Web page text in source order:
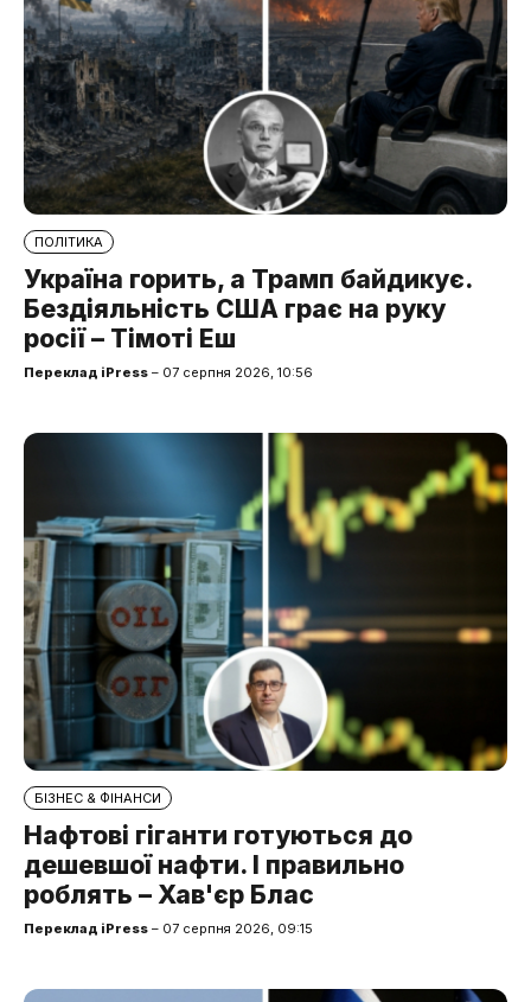
ПОЛІТИКА
Україна горить, а Трамп байдикує.
Бездіяльність США грає на руку
росії – Тімоті Еш
Переклад iPress – 07 серпня 2026, 10:56
БІЗНЕС & ФІНАНСИ
Нафтові гіганти готуються до
дешевшої нафти. І правильно
роблять – Хав'єр Блас
Переклад iPress – 07 серпня 2026, 09:15